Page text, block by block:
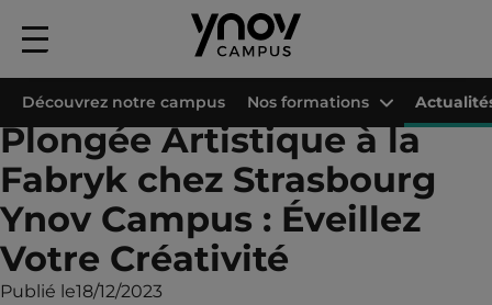
Menu
principal
Plongée Artistique à la
Fabryk chez Strasbourg
Ynov Campus : Éveillez
Votre Créativité
Publié le18/12/2023
Découvrez notre campus Nos formations